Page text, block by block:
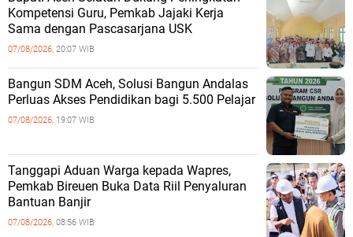
Kompetensi Guru, Pemkab Jajaki Kerja
Sama dengan Pascasarjana USK
07/08/2026, 20:07 WIB
‎Bangun SDM Aceh, Solusi Bangun Andalas
Perluas Akses Pendidikan bagi 5.500 Pelajar ‎
07/08/2026, 19:07 WIB
Tanggapi Aduan Warga kepada Wapres,
Pemkab Bireuen Buka Data Riil Penyaluran
Bantuan Banjir
07/08/2026, 08:56 WIB